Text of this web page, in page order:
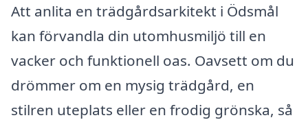
Att anlita en trädgårdsarkitekt i Ödsmål
kan förvandla din utomhusmiljö till en
vacker och funktionell oas. Oavsett om du
drömmer om en mysig trädgård, en
stilren uteplats eller en frodig grönska, så